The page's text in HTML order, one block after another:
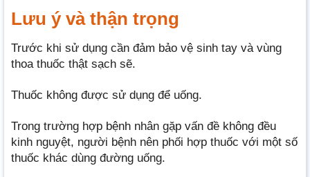
Lưu ý và thận trọng
Trước khi sử dụng cần đảm bảo vệ sinh tay và vùng
thoa thuốc thật sạch sẽ.
Thuốc không được sử dụng để uống.
Trong trường hợp bệnh nhân gặp vấn đề không đều
kinh nguyệt, người bệnh nên phối hợp thuốc với một số
thuốc khác dùng đường uống.